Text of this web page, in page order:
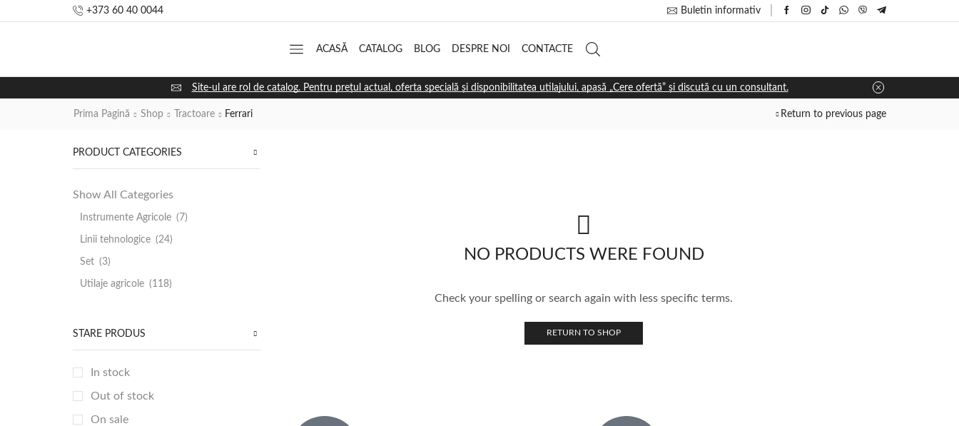
+373 60 40 0044 Buletin informativ
ACASĂ CATALOG BLOG DESPRE NOI CONTACTE
Site-ul are rol de catalog. Pentru prețul actual, oferta specială și disponibilitatea utilajului, apasă „Cere ofertă” și discută cu un consultant.
Prima Pagină Shop Tractoare Ferrari Return to previous page
NO PRODUCTS WERE FOUND
Check your spelling or search again with less specific terms.
RETURN TO SHOP
PRODUCT CATEGORIES
Show All Categories
Instrumente Agricole (7)
Linii tehnologice (24)
Set (3)
Utilaje agricole (118)
Utilaje construcții
Utilaje forestiere (15)
Utilaje zootehnice
Tractoare (31)
Atașamente pentru tractoare
STARE PRODUS
In stock
Out of stock
On sale